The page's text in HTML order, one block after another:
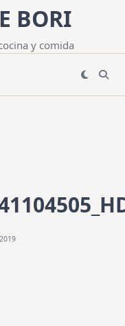
BORI
y comida